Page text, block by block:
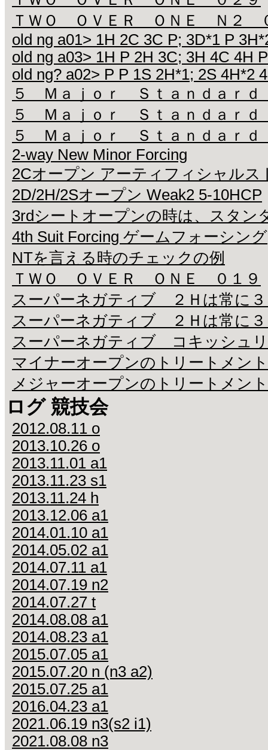
ＴＷＯ ＯＶＥＲ ＯＮＥ Ｎ２
old ng a01> 1H 2C 3C P; 3D*1 P
old ng a03> 1H P 2H 3C; 3H 4C 4H
old ng? a02> P P 1S 2H*1; 2S 4H*2
５ Ｍａｊｏｒ Ｓｔａｎｄａｒ
５ Ｍａｊｏｒ Ｓｔａｎｄａｒ
５ Ｍａｊｏｒ Ｓｔａｎｄａｒ
2-way New Minor Forcing
2Cオープン アーティフィシャルス
2D/2H/2Sオープン Weak2 5-10HCP
3rdシートオープンの時は、スタン
4th Suit Forcing ゲームフォーシング
NTを言える時のチェックの例
ＴＷＯ ＯＶＥＲ ＯＮＥ ０１９
スーパーネガティブ ２Ｈは常に
スーパーネガティブ ２Ｈは常に
スーパーネガティブ コキッシュ
マイナーオープンのトリートメン
メジャーオープンのトリートメン
ログ 競技会
2012.08.11 o
2013.10.26 o
2013.11.01 a1
2013.11.23 s1
2013.11.24 h
2013.12.06 a1
2014.01.10 a1
2014.05.02 a1
2014.07.11 a1
2014.07.19 n2
2014.07.27 t
2014.08.08 a1
2014.08.23 a1
2015.07.05 a1
2015.07.20 n (n3 a2)
2015.07.25 a1
2016.04.23 a1
2021.06.19 n3(s2 i1)
2021.08.08 n3